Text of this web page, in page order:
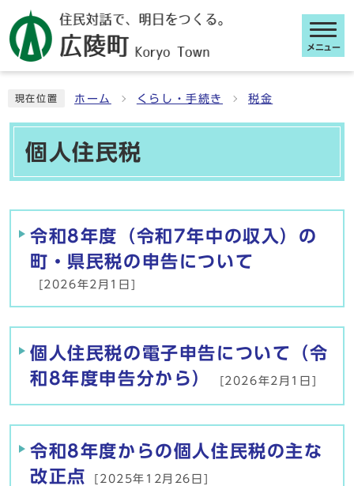
メニュー
現在位置 ホーム くらし・手続き 税金
個人住民税
メインメニュー
令和8年度（令和7年中の収入）の
町・県民税の申告について
[2026年2月1日]
個人住民税の電子申告について（令
和8年度申告分から）
[2026年2月1日]
令和8年度からの個人住民税の主な
改正点
[2025年12月26日]